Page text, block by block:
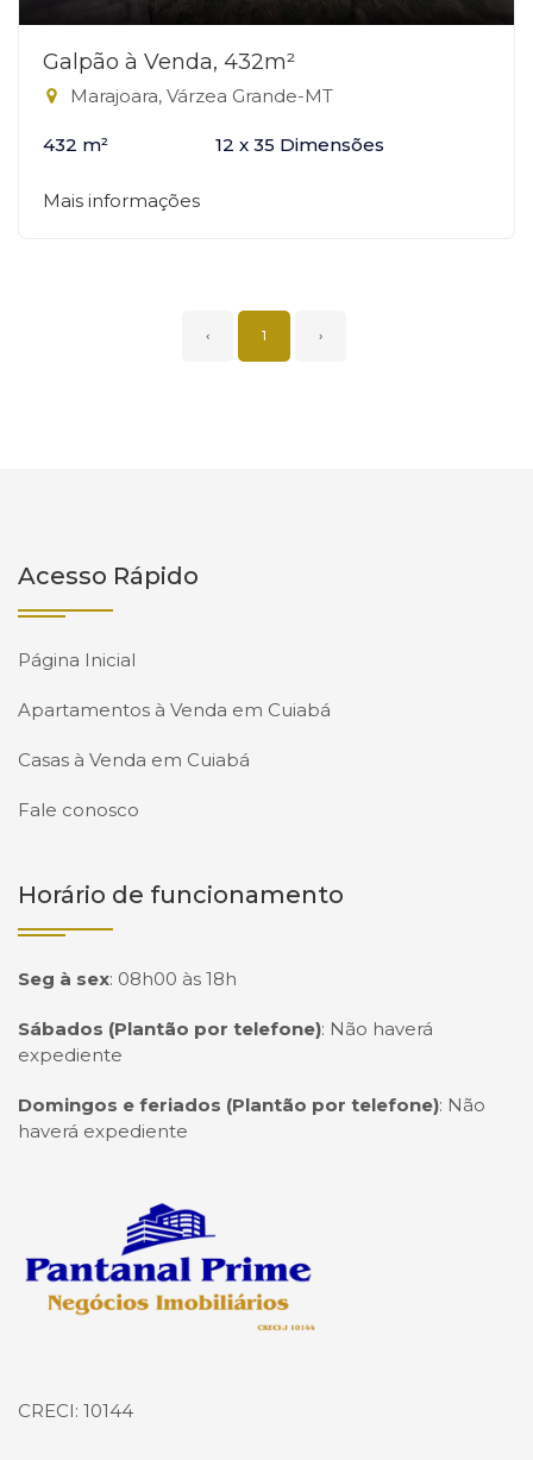
Galpão à Venda, 432m²
Marajoara, Várzea Grande-MT
432 m² 12 x 35 Dimensões
Mais informações
‹ 1 ›
Acesso Rápido
Página Inicial
Apartamentos à Venda em Cuiabá
Casas à Venda em Cuiabá
Fale conosco
Horário de funcionamento
Seg à sex: 08h00 às 18h
Sábados (Plantão por telefone): Não haverá
expediente
Domingos e feriados (Plantão por telefone): Não
haverá expediente
Página inicial
CRECI: 10144